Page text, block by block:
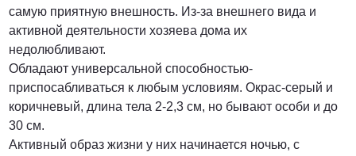
ПОЗВОНИТЬ
от 1500 Руб.
самую приятную внешность. Из-за внешнего вида и
активной деятельности хозяева дома их
недолюбливают.
Обладают универсальной способностью-
приспосабливаться к любым условиям. Окрас-серый и
коричневый, длина тела 2-2,3 см, но бывают особи и до
30 см.
Активный образ жизни у них начинается ночью, с